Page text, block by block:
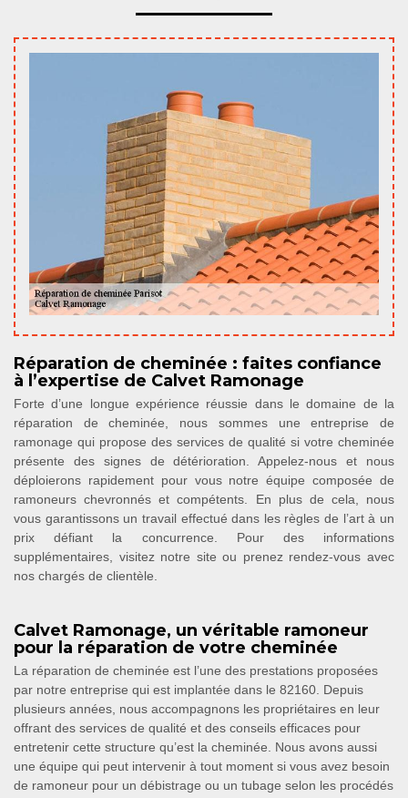
Réparation de cheminée : faites confiance
à l’expertise de Calvet Ramonage
Forte d’une longue expérience réussie dans le domaine de la
réparation de cheminée, nous sommes une entreprise de
ramonage qui propose des services de qualité si votre cheminée
présente des signes de détérioration. Appelez-nous et nous
déploierons rapidement pour vous notre équipe composée de
ramoneurs chevronnés et compétents. En plus de cela, nous
vous garantissons un travail effectué dans les règles de l’art à un
prix défiant la concurrence. Pour des informations
supplémentaires, visitez notre site ou prenez rendez-vous avec
nos chargés de clientèle.
Calvet Ramonage, un véritable ramoneur
pour la réparation de votre cheminée
La réparation de cheminée est l’une des prestations proposées
par notre entreprise qui est implantée dans le 82160. Depuis
plusieurs années, nous accompagnons les propriétaires en leur
offrant des services de qualité et des conseils efficaces pour
entretenir cette structure qu’est la cheminée. Nous avons aussi
une équipe qui peut intervenir à tout moment si vous avez besoin
de ramoneur pour un débistrage ou un tubage selon les procédés